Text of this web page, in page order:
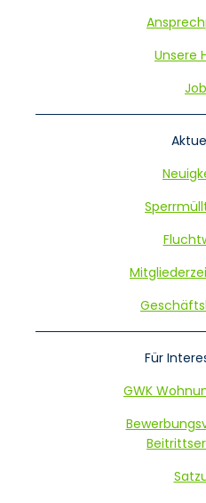
Unsere
Für
GWK